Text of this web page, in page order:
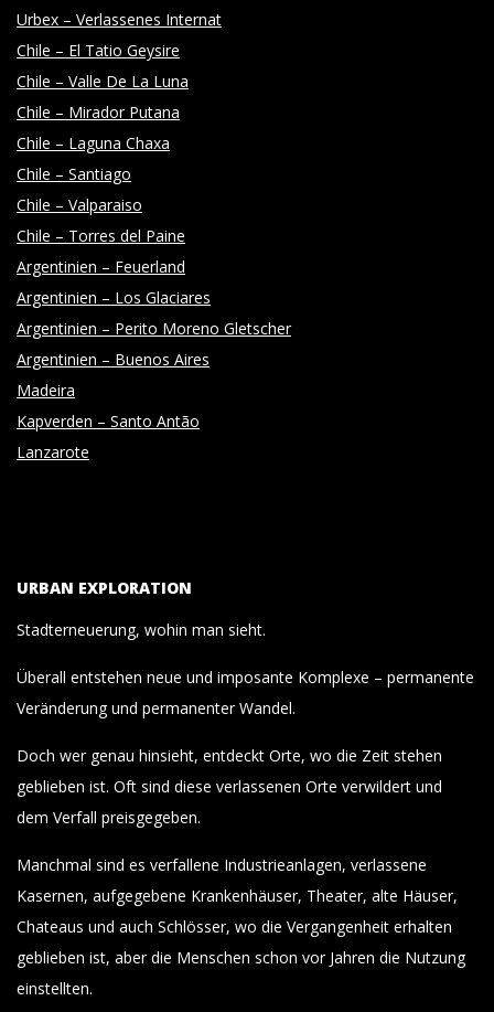
Urbex – Verlassenes Internat
Chile – El Tatio Geysire
Chile – Valle De La Luna
Chile – Mirador Putana
Chile – Laguna Chaxa
Chile – Santiago
Chile – Valparaiso
Chile – Torres del Paine
Argentinien – Feuerland
Argentinien – Los Glaciares
Argentinien – Perito Moreno Gletscher
Argentinien – Buenos Aires
Madeira
Kapverden – Santo Antão
Lanzarote
URBAN EXPLORATION
Stadterneuerung, wohin man sieht.
Überall entstehen neue und imposante Komplexe – permanente
Veränderung und permanenter Wandel.
Doch wer genau hinsieht, entdeckt Orte, wo die Zeit stehen
geblieben ist. Oft sind diese verlassenen Orte verwildert und
dem Verfall preisgegeben.
Manchmal sind es verfallene Industrieanlagen, verlassene
Kasernen, aufgegebene Krankenhäuser, Theater, alte Häuser,
Chateaus und auch Schlösser, wo die Vergangenheit erhalten
geblieben ist, aber die Menschen schon vor Jahren die Nutzung
einstellten.